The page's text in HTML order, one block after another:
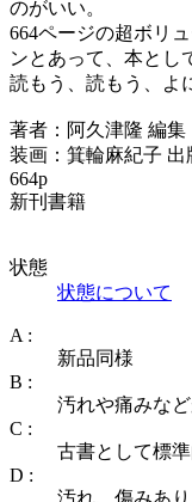
のがいい。
664ページの超ボリ
ンとあって、本とし
読もう、読もう、よ
著者：阿久津隆 編
装画：箕輪麻紀子 出
664p
新刊書籍
状態
状態について
A :
新品同様
B :
汚れや痛みな
C :
古書として標
D :
汚れ、傷みあり